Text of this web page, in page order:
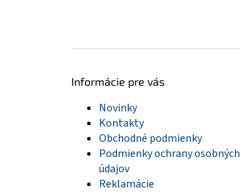
Informácie pre vás
Novinky
Kontakty
Obchodné podmienky
Podmienky ochrany osobných
údajov
Reklamácie